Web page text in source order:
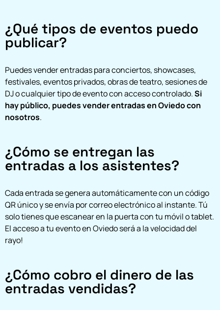
¿Qué tipos de eventos puedo
publicar?
Puedes vender entradas para conciertos, showcases,
festivales, eventos privados, obras de teatro, sesiones de
DJ o cualquier tipo de evento con acceso controlado.Si
hay público, puedes vender entradas en Oviedo con
nosotros.
¿Cómo se entregan las
entradas a los asistentes?
Cada entrada se genera automáticamente con un código
QR único y se envía por correo electrónico al instante. Tú
solo tienes que escanear en la puerta con tu móvil o tablet.
El acceso a tu evento en Oviedo será a la velocidad del
rayo!
¿Cómo cobro el dinero de las
entradas vendidas?